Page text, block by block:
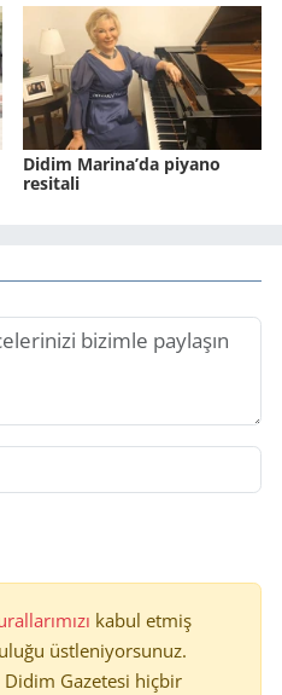
Didim Marina’da piyano
resitali
kabul etmiş
üstleniyorsunuz.
Gazetesi hiçbir